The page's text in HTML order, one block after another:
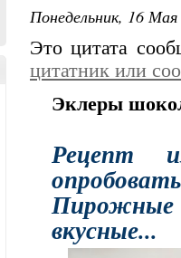
Понедельник, 16
Это цитата
цитатник или
Эклеры
Рецепт
вкусные...